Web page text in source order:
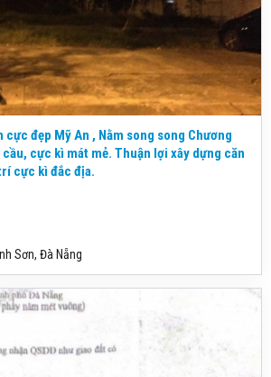
cực đẹp Mỹ An , Nằm song song Chương
cực kì mát mẻ. Thuận lợi xây dựng căn
cực kì đắc địa.
Sơn, Đà Nẵng